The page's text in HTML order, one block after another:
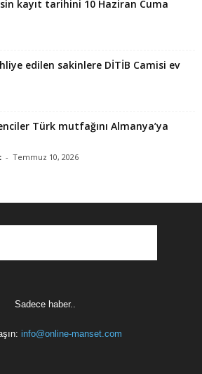
kayıt tarihini 10 Haziran Cuma
edilen sakinlere DİTİB Camisi ev
Türk mutfağını Almanya’ya
- Temmuz 10, 2026
Sadece haber..
info@online-manset.com